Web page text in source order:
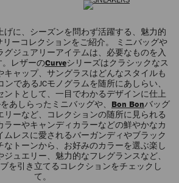
げに、シーズンを問わず活躍する、魅力的
ーコレクションをご紹介。 ミニバッグや
グジュアリーアイテムは、必要なものを入
レザーのCurveシリーズはクラシックなス
キャップ、サングラスはどんなスタイルも
であるJCモノグラムを随所にあしらい、
ントとして、一目でわかるデザインに仕上
あしらったミニバッグや、 Bon Bonバッグ
リーなど、コレクションの随所に見られる
ラーやキャンディカラーなどの鮮やかなカ
ムレスに愛されるバーガンディやブラック
なトーンから、お好みのカラーを選ぶ楽し
ュエリー、魅力的なフレグランスなど、
を引き立てるコレクションをチェックし
て。